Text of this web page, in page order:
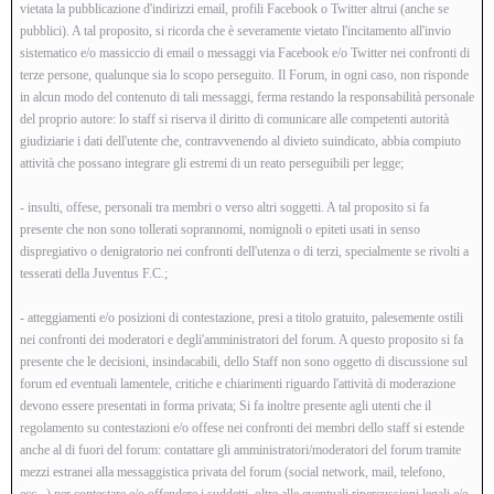
V
i
e
o
vietata la pubblicazione d'indirizzi email, profili Facebook o Twitter altrui (anche se
pubblici). A tal proposito, si ricorda che è severamente vietato l'incitamento all'invio
sistematico e/o massiccio di email o messaggi via Facebook e/o Twitter nei confronti di
terze persone, qualunque sia lo scopo perseguito. Il Forum, in ogni caso, non risponde
in alcun modo del contenuto di tali messaggi, ferma restando la responsabilità personale
del proprio autore: lo staff si riserva il diritto di comunicare alle competenti autorità
giudiziarie i dati dell'utente che, contravvenendo al divieto suindicato, abbia compiuto
attività che possano integrare gli estremi di un reato perseguibili per legge;
- insulti, offese, personali tra membri o verso altri soggetti. A tal proposito si fa
presente che non sono tollerati soprannomi, nomignoli o epiteti usati in senso
dispregiativo o denigratorio nei confronti dell'utenza o di terzi, specialmente se rivolti a
tesserati della Juventus F.C.;
- atteggiamenti e/o posizioni di contestazione, presi a titolo gratuito, palesemente ostili
nei confronti dei moderatori e degli'amministratori del forum. A questo proposito si fa
presente che le decisioni, insindacabili, dello Staff non sono oggetto di discussione sul
forum ed eventuali lamentele, critiche e chiarimenti riguardo l'attività di moderazione
devono essere presentati in forma privata; Si fa inoltre presente agli utenti che il
regolamento su contestazioni e/o offese nei confronti dei membri dello staff si estende
anche al di fuori del forum: contattare gli amministratori/moderatori del forum tramite
mezzi estranei alla messaggistica privata del forum (social network, mail, telefono,